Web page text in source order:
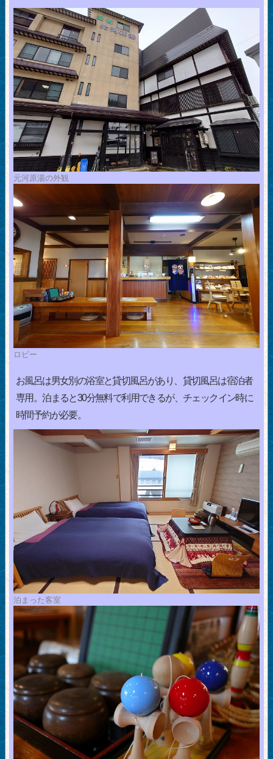
元河原湯の外観
ロビー
お風呂は男女別の浴室と貸切風呂があり、貸切風呂は宿泊者
専用。泊まると30分無料で利用できるが、チェックイン時に
時間予約が必要。
泊まった客室